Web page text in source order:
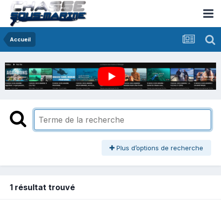
Accueil
Plus d’options de recherche
1 résultat trouvé